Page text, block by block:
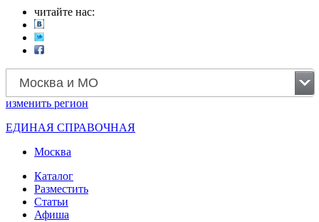
читайте нас:
Москва и МО
изменить регион
ЕДИНАЯ СПРАВОЧНАЯ
Москва
Каталог
Разместить
Статьи
Афиша